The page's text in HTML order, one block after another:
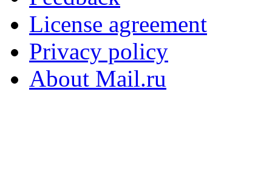
License agreement
Privacy policy
About Mail.ru